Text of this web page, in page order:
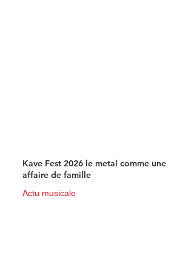
Kave Fest 2026 le metal comme une
affaire de famille
Actu musicale